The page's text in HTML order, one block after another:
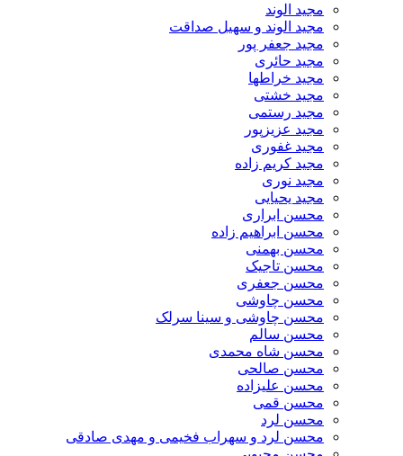
مجید الوند‎
مجید الوند و سهیل صداقت
مجید جعفر پور
مجید حائری
مجید خراطها
مجید خشتی
مجید رستمی
مجید عزیزپور
مجید غفوری
مجید کریم زاده
مجید نوری
مجید یحیایی
محسن ابراری
محسن ابراهیم زاده
محسن بهمنی
محسن تاجیک
محسن جعفری
محسن چاوشی
محسن چاوشی و سینا سرلک
محسن سالم
محسن شاه محمدی
محسن صالحی
محسن علیزاده
محسن قمی
محسن لرد
محسن لرد و سهراب فخیمی و مهدی صادقی